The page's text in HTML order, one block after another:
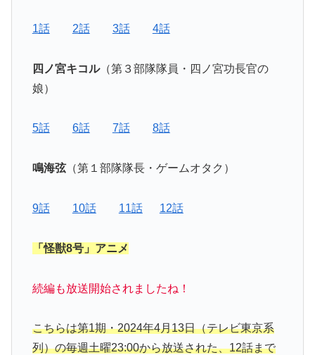
1話 2話 3話 4話
四ノ宮キコル（第３部隊隊員・四ノ宮功長官の
娘）
5話 6話 7話 8話
鳴海弦（第１部隊隊長・ゲームオタク）
9話 10話 11話 12話
「怪獣8号」アニメ
続編も放送開始されましたね！
こちらは第1期・2024年4月13日（テレビ東京系
列）の毎週土曜23:00から放送された、12話まで